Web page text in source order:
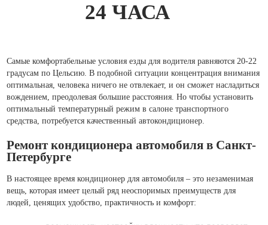
24 ЧАСА
Самые комфортабельные условия езды для водителя равняются 20-22
градусам по Цельсию. В подобной ситуации концентрация внимания
оптимальная, человека ничего не отвлекает, и он сможет насладиться
вождением, преодолевая большие расстояния. Но чтобы установить
оптимальный температурный режим в салоне транспортного
средства, потребуется качественный автокондиционер.
Ремонт кондиционера автомобиля в Санкт-
Петербурге
В настоящее время кондиционер для автомобиля – это незаменимая
вещь, которая имеет целый ряд неоспоримых преимуществ для
людей, ценящих удобство, практичность и комфорт: